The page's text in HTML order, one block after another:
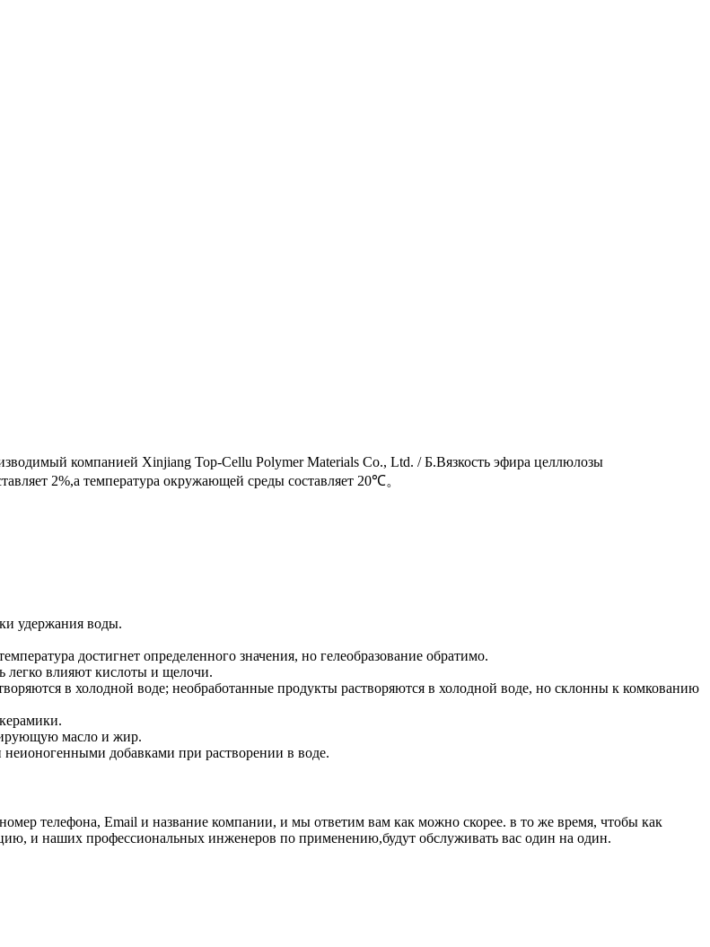
компанией Xinjiang Top-Cellu Polymer Materials Co., Ltd. / Б.Вязкость эфира целлюлозы
2%,а температура окружающей среды составляет 20℃。
удержания воды.
достигнет определенного значения, но гелеобразование обратимо.
легко влияют кислоты и щелочи.
в холодной воде; необработанные продукты растворяются в холодной воде, но склонны к комкованию
масло и жир.
добавками при растворении в воде.
телефона, Email и название компании, и мы ответим вам как можно скорее. в то же время, чтобы как
и наших профессиональных инженеров по применению,будут обслуживать вас один на один.